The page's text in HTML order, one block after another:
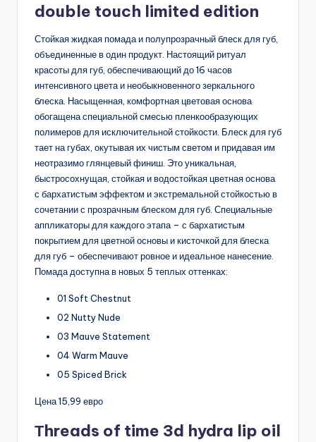
double touch limited edition
Стойкая жидкая помада и полупрозрачный блеск для губ,
объединенные в один продукт. Настоящий ритуал
красоты для губ, обеспечивающий до 16 часов
интенсивного цвета и необыкновенного зеркального
блеска. Насыщенная, комфортная цветовая основа
обогащена специальной смесью пленкообразующих
полимеров для исключительной стойкости. Блеск для губ
тает на губах, окутывая их чистым светом и придавая им
неотразимо глянцевый финиш. Это уникальная,
быстросохнущая, стойкая и водостойкая цветная основа
с бархатистым эффектом и экстремальной стойкостью в
сочетании с прозрачным блеском для губ. Специальные
аппликаторы для каждого этапа – с бархатистым
покрытием для цветной основы и кисточкой для блеска
для губ – обеспечивают ровное и идеальное нанесение.
Помада доступна в новых 5 теплых оттенках:
01 Soft Chestnut
02 Nutty Nude
03 Mauve Statement
04 Warm Mauve
05 Spiced Brick
Цена 15,99 евро
Тhreads of time 3d hydra lip oil